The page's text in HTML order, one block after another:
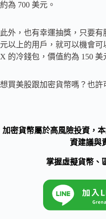
約為 700 美元。
此外，也有幸運抽獎，只要有
元以上的用戶，就可以機會可
X 的冷錢包，價值約為 150 美
想買美股跟加密貨幣嗎？也許
加密貨幣屬於高風險投資，
資建議與
掌握虛擬貨幣、